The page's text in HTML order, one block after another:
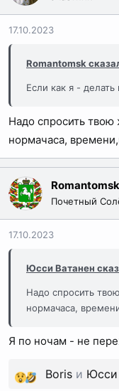
ц
17.10.2023
Romantomsk
Если как я - делать
Надо спросить твою
нормачаса,
Romantomsk
Почетный
17.10.2023
Юсси Ватанен
Надо спросить
нормачаса,
Я по ночам - не
Р
Boris и Юсси